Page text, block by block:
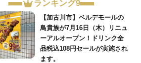
ランキング9
【加古川市】ベルデモールの
鳥貴族が7月16日（木）リニュ
ーアルオープン！ドリンク全
品税込108円セールが実施され
ます。